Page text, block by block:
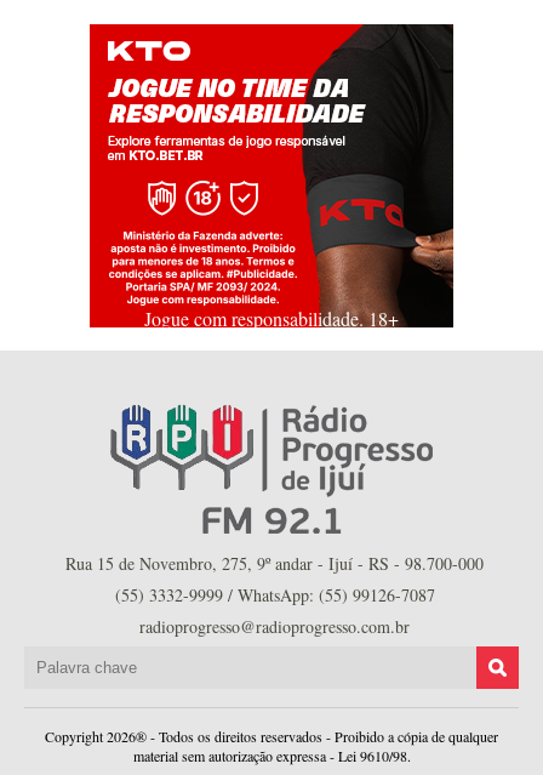
Jogue com responsabilidade. 18+
Rua 15 de Novembro, 275, 9º andar - Ijuí - RS - 98.700-000
(55) 3332-9999 / WhatsApp: (55) 99126-7087
radioprogresso@radioprogresso.com.br
Copyright 2026® - Todos os direitos reservados - Proibido a cópia de qualquer
material sem autorização expressa - Lei 9610/98.